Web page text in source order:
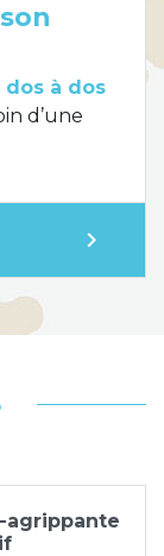
à dos
d’une
expand_more
agrippante